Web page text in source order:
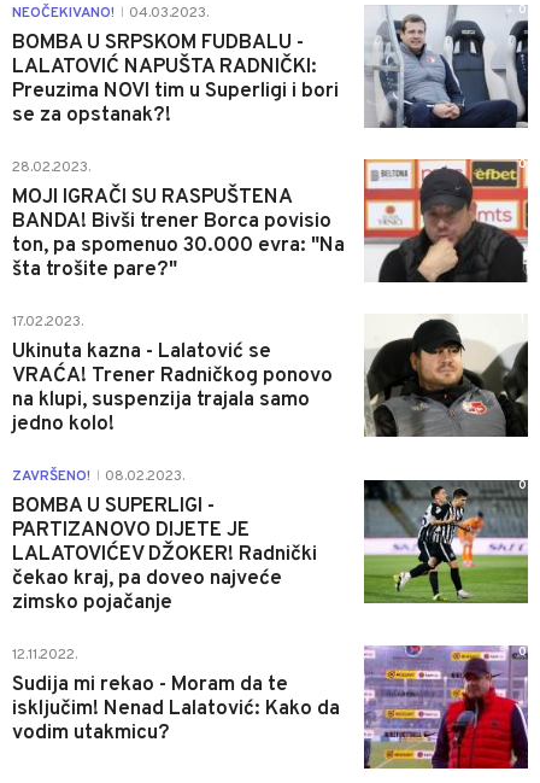
NEOČEKIVANO! 04.03.2023.
BOMBA U SRPSKOM FUDBALU -
LALATOVIĆ NAPUŠTA RADNIČKI:
Preuzima NOVI tim u Superligi i bori
se za opstanak?!
0
28.02.2023.
MOJI IGRAČI SU RASPUŠTENA
BANDA! Bivši trener Borca povisio
ton, pa spomenuo 30.000 evra: "Na
šta trošite pare?"
0
17.02.2023.
Ukinuta kazna - Lalatović se
VRAĆA! Trener Radničkog ponovo
na klupi, suspenzija trajala samo
jedno kolo!
ZAVRŠENO! 08.02.2023.
BOMBA U SUPERLIGI -
PARTIZANOVO DIJETE JE
LALATOVIĆEV DŽOKER! Radnički
čekao kraj, pa doveo najveće
zimsko pojačanje
0
12.11.2022.
Sudija mi rekao - Moram da te
isključim! Nenad Lalatović: Kako da
vodim utakmicu?
0